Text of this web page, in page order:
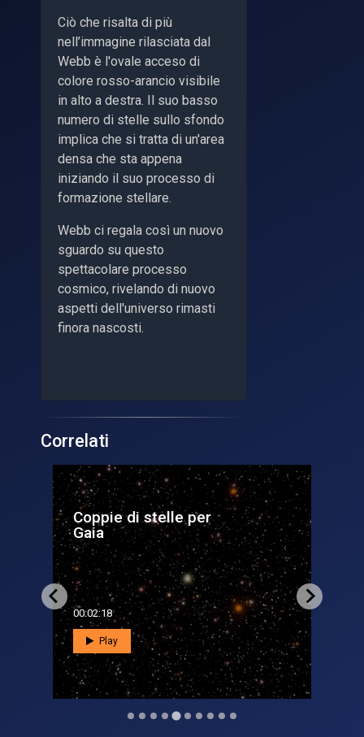
Ciò che risalta di più
nell’immagine rilasciata dal
Webb è l'ovale acceso di
colore rosso-arancio visibile
in alto a destra. Il suo basso
numero di stelle sullo sfondo
implica che si tratta di un'area
densa che sta appena
iniziando il suo processo di
formazione stellare.
Webb ci regala così un nuovo
sguardo su questo
spettacolare processo
cosmico, rivelando di nuovo
aspetti dell'universo rimasti
finora nascosti.
Correlati
Coppie di stelle per
Gaia
00:02:18
Play